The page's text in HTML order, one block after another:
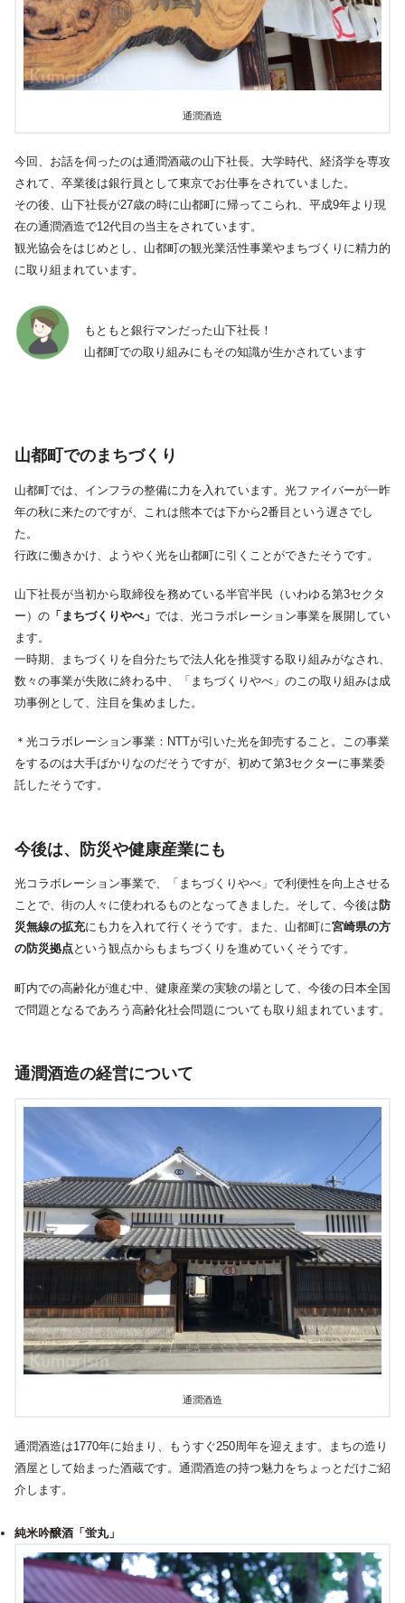
通潤酒造
今回、お話を伺ったのは通潤酒蔵の山下社長。大学時代、経済学を専攻
されて、卒業後は銀行員として東京でお仕事をされていました。
その後、山下社長が27歳の時に山都町に帰ってこられ、平成9年より現
在の通潤酒造で12代目の当主をされています。
観光協会をはじめとし、山都町の観光業活性事業やまちづくりに精力的
に取り組まれています。
もともと銀行マンだった山下社長！
山都町での取り組みにもその知識が生かされています
山都町でのまちづくり
山都町では、インフラの整備に力を入れています。光ファイバーが一昨
年の秋に来たのですが、これは熊本では下から2番目という遅さでし
た。
行政に働きかけ、ようやく光を山都町に引くことができたそうです。
山下社長が当初から取締役を務めている半官半民（いわゆる第3セクタ
ー）の 「まちづくりやべ」 では、光コラボレーション事業を展開してい
ます。
一時期、まちづくりを自分たちで法人化を推奨する取り組みがなされ、
数々の事業が失敗に終わる中、「まちづくりやべ」のこの取り組みは成
功事例として、注目を集めました。
＊光コラボレーション事業：NTTが引いた光を卸売すること。この事業
をするのは大手ばかりなのだそうですが、初めて第3セクターに事業委
託したそうです。
今後は、防災や健康産業にも
光コラボレーション事業で、「まちづくりやべ」で利便性を向上させる
ことで、街の人々に使われるものとなってきました。そして、今後は 防
災無線の拡充にも力を入れて行くそうです。また、山都町に宮崎県の方
の防災拠点という観点からもまちづくりを進めていくそうです。
町内での高齢化が進む中、健康産業の実験の場として、今後の日本全国
で問題となるであろう高齢化社会問題についても取り組まれています。
通潤酒造の経営について
通潤酒造
通潤酒造は1770年に始まり、もうすぐ250周年を迎えます。まちの造り
酒屋として始まった酒蔵です。通潤酒造の持つ魅力をちょっとだけご紹
介します。
純米吟醸酒「蛍丸」